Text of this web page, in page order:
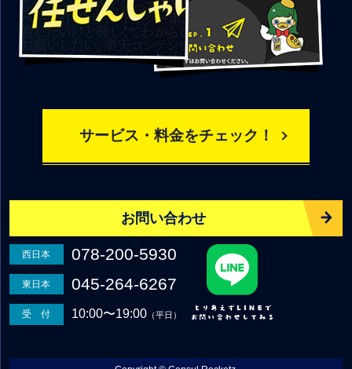
サービス・料金をチェック！
お問い合わせ
西日本 078-200-5930
東日本 045-264-6267
受 付 10:00〜19:00（平日）